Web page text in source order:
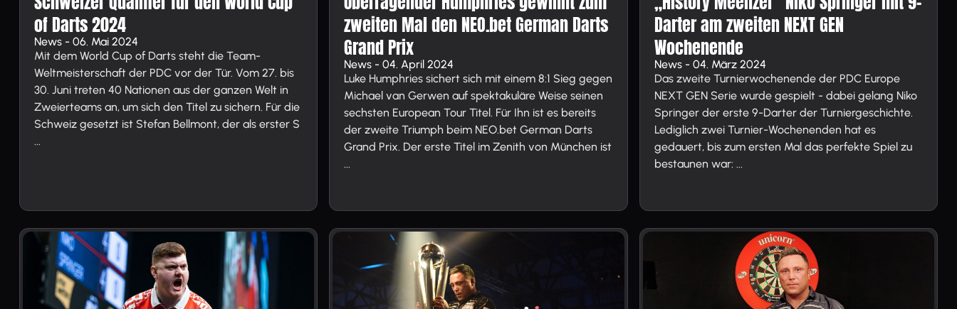
of Darts 2024
News - 06. Mai 2024
Mit dem World Cup of Darts steht die Team-
Weltmeisterschaft der PDC vor der Tür. Vom 27. bis
30. Juni treten 40 Nationen aus der ganzen Welt in
Zweierteams an, um sich den Titel zu sichern. Für die
Schweiz gesetzt ist Stefan Bellmont, der als erster S
...
zweiten Mal den NEO.bet German Darts
Grand Prix
News - 04. April 2024
Luke Humphries sichert sich mit einem 8:1 Sieg gegen
Michael van Gerwen auf spektakuläre Weise seinen
sechsten European Tour Titel. Für Ihn ist es bereits
der zweite Triumph beim NEO.bet German Darts
Grand Prix. Der erste Titel im Zenith von München ist
...
Darter am zweiten NEXT GEN
Wochenende
News - 04. März 2024
Das zweite Turnierwochenende der PDC Europe
NEXT GEN Serie wurde gespielt - dabei gelang Niko
Springer der erste 9-Darter der Turniergeschichte.
Lediglich zwei Turnier-Wochenenden hat es
gedauert, bis zum ersten Mal das perfekte Spiel zu
bestaunen war: ...